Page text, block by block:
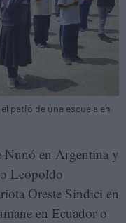
patio de una escuela en
Nunó en Argentina y
Leopoldo
Oreste Sindici en
en Ecuador o